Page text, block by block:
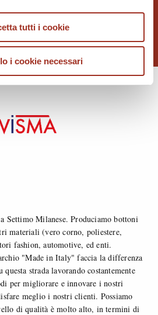
tutti i cookie
i cookie necessari
MILITARE
Settimo Milanese. Produciamo bottoni
materiali (vero corno, poliestere,
fashion, automotive, ed enti.
"Made in Italy" faccia la differenza
strada lavorando costantemente
per migliorare e innovare i nostri
meglio i nostri clienti. Possiamo
di qualità è molto alto, in termini di